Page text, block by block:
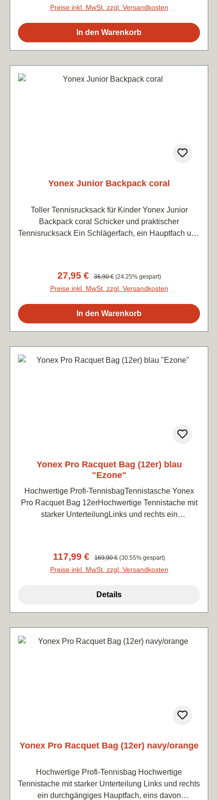
Preise inkl. MwSt. zzgl. Versandkosten
In den Warenkorb
Yonex Junior Backpack coral
Toller Tennisrucksack für Kinder Yonex Junior
Backpack coral Schicker und praktischer
Tennisrucksack Ein Schlägerfach, ein Hauptfach und
Verkaufspreis:
27,95 € Regulärer Preis:
36,90 € (24.25% gespart)
Preise inkl. MwSt. zzgl. Versandkosten
In den Warenkorb
Yonex Pro Racquet Bag (12er) blau
"Ezone"
Hochwertige Profi-TennisbagTennistasche Yonex
Pro Racquet Bag 12erHochwertige Tennistache mit
starker UnterteilungLinks und rechts ein
Schuhfach. 2 zusätzliche Außenfächer für
Kleinbedarf. RucksackfunktionMaße: 78x46x34
abgebildet)
Verkaufspreis:
117,99 € Regulärer Preis:
169,90 € (30.55% gespart)
Preise inkl. MwSt. zzgl. Versandkosten
Details
Yonex Pro Racquet Bag (12er) navy/orange
Hochwertige Profi-Tennisbag Hochwertige
Tennistache mit starker Unterteilung Links und rechts
ein durchgängiges Hauptfach, eins davon